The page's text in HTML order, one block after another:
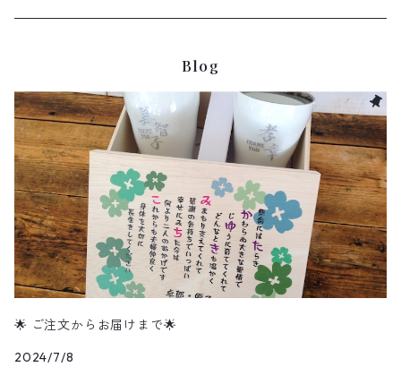
Blog
🌟 ご注文からお届けまで🌟
2024/7/8